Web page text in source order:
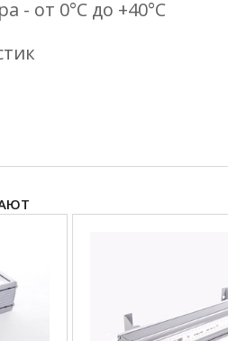
- от 0°С до +40°С